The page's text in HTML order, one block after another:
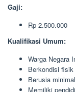
Gaji:
Rp 2.500.000
Kualifikasi Umum:
Warga Negara
Berkondisi
Berusia
Memiliki